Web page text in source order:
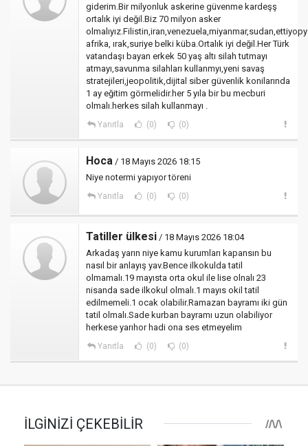
giderim.Bir milyonluk askerine güvenme kardeşş
ortalık iyi değil.Biz 70 milyon asker
afrika, ırak,suriye belki küba.Ortalık iyi değil.Her Türk
vatandaşı bayan erkek 50 yaş altı silah tutmayı
atmayı,savunma silahları kullanmyı,yeni savaş
stratejileri,jeopolitik,dijital siber güvenlik konilarında
1 ay eğitim görmelidir.her 5 yıla bir bu mecburi
olmalı.herkes silah kullanmayı .
Yanıtla (0) (0)
Hoca / 18 Mayıs 2026 18:15
Niye notermi yapıyor töreni
Yanıtla (0) (0)
Tatiller ülkesi / 18 Mayıs 2026 18:04
Arkadaş yarın niye kamu kurumları kapansın bu
nasıl bir anlayış yav.Bence ilkokulda tatil
olmamalı.19 mayısta orta okul ile lise olnalı 23
nisanda sade ilkokul olmalı.1 mayıs okil tatil
edilmemeli.1 ocak olabilir.Ramazan bayramı iki gün
tatil olmalı.Sade kurban bayramı uzun olabiliyor
herkese yarıhor hadi ona ses etmeyelim
Yanıtla (0) (0)